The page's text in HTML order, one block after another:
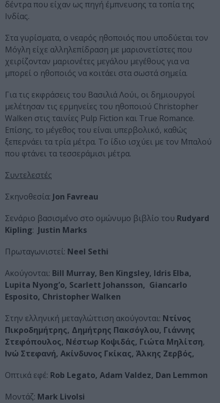
δέντρα που είχαν ως πηγή έμπνευσης τα τοπία της
Ινδίας.
Στα γυρίσματα, ο νεαρός ηθοποιός που υποδύεται τον
Μόγλη είχε αλληλεπίδραση με μαριονετίστες που
χειρίζονταν μαριονέτες μεγάλου μεγέθους για να
μπορεί ο ηθοποιός να κοιτάει στα σωστά σημεία.
Για τις εκφράσεις του Βασιλιά Λούι, οι δημιουργοί
μελέτησαν τις ερμηνείες του ηθοποιού Christopher
Walken στις ταινίες Pulp Fiction και True Romance.
Επίσης, το μέγεθος του είναι υπερβολικό, καθώς
ξεπερνάει τα τρία μέτρα. Το ίδιο ισχύει με τον Μπαλού
που φτάνει τα τεσσεράμισι μέτρα.
Συντελεστές
Σκηνοθεσία: Jon Favreau
Σενάριο βασισμένο στο ομώνυμο βιβλίο του Rudyard
Kipling: Justin Marks
Πρωταγωνιστεί: Neel Sethi
Ακούγονται: Bill Murray, Ben Kingsley, Idris Elba,
Lupita Nyong’o, Scarlett Johansson, Giancarlo
Esposito, Christopher Walken
Στην ελληνική μεταγλώττιση ακούγονται: Ντίνος
Πικροδημήτρης, Δημήτρης Πακσόγλου, Γιάννης
Στεφόπουλος, Νέστωρ Κοψιδάς, Γιώτα Μηλίτση,
Ινώ Στεφανή, Ακίνδυνος Γκίκας, Άλκης Ζερβός,
Οπτικά εφέ: Rob Legato, Adam Valdez, Dan Lemmon
Μοντάζ: Mark Livolsi